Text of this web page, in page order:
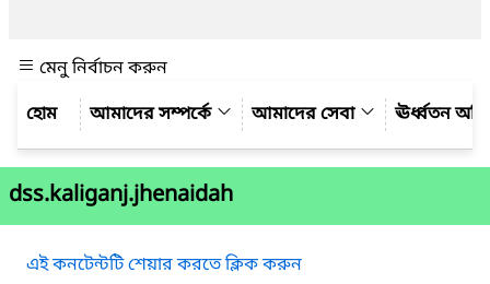
মেনু নির্বাচন করুন
আমাদের সম্পর্কে
আমাদের সেবা ঊর্ধ্বতন
dss.kaliganj.jhenaidah
এই কনটেন্টটি শেয়ার করতে ক্লিক করুন